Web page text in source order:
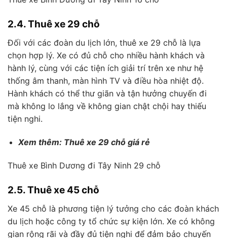
2.4. Thuê xe 29 chỗ
Đối với các đoàn du lịch lớn, thuê xe 29 chỗ là lựa
chọn hợp lý. Xe có đủ chỗ cho nhiều hành khách và
hành lý, cùng với các tiện ích giải trí trên xe như hệ
thống âm thanh, màn hình TV và điều hòa nhiệt độ.
Hành khách có thể thư giãn và tận hưởng chuyến đi
mà không lo lắng về không gian chật chội hay thiếu
tiện nghi.
Xem thêm: Thuê xe 29 chỗ giá rẻ
Thuê xe Bình Dương đi Tây Ninh 29 chỗ
2.5. Thuê xe 45 chỗ
Xe 45 chỗ là phương tiện lý tưởng cho các đoàn khách
du lịch hoặc công ty tổ chức sự kiện lớn. Xe có không
gian rộng rãi và đầy đủ tiện nghi để đảm bảo chuyến